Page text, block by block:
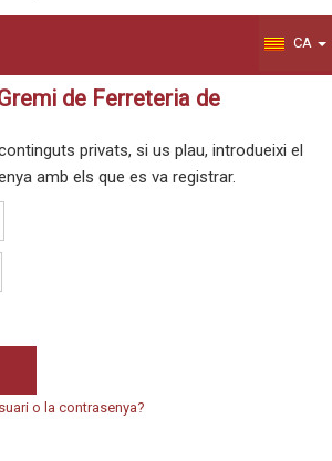
CA
de Ferreteria de
privats, si us plau, introdueixi el
amb els que es va registrar.
o la contrasenya?